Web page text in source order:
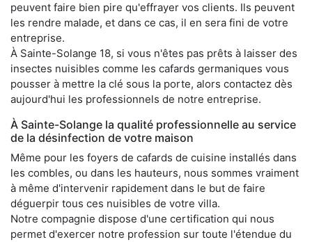
peuvent faire bien pire qu'effrayer vos clients. Ils peuvent
les rendre malade, et dans ce cas, il en sera fini de votre
entreprise.
À Sainte-Solange 18, si vous n'êtes pas prêts à laisser des
insectes nuisibles comme les cafards germaniques vous
pousser à mettre la clé sous la porte, alors contactez dès
aujourd'hui les professionnels de notre entreprise.
À Sainte-Solange la qualité professionnelle au service
de la désinfection de votre maison
Même pour les foyers de cafards de cuisine installés dans
les combles, ou dans les hauteurs, nous sommes vraiment
à même d'intervenir rapidement dans le but de faire
déguerpir tous ces nuisibles de votre villa.
Notre compagnie dispose d'une certification qui nous
permet d'exercer notre profession sur toute l'étendue du